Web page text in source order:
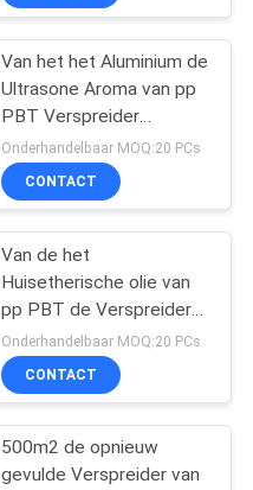
Van het het Aluminium de
Ultrasone Aroma van pp
PBT Verspreider
2000mAh
Onderhandelbaar MOQ:20 PCs
CONTACT
Van de het
Huisetherische olie van
pp PBT de Verspreiders
10ml 2000mAh
Onderhandelbaar MOQ:20 PCs
CONTACT
500m2 de opnieuw
gevulde Verspreider van